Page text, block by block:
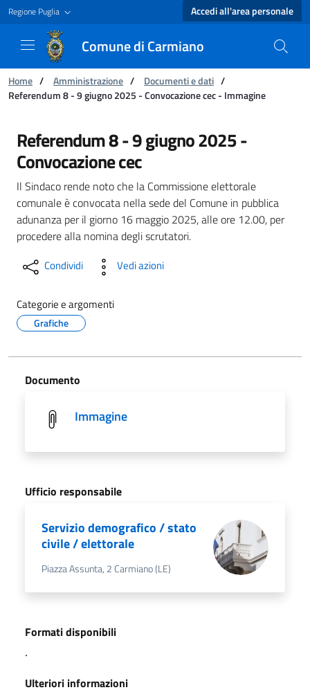
Regione Puglia Accedi all'area personale
Comune di Carmiano
Ti trovi in:
Home / Amministrazione / Documenti e dati /
Referendum 8 - 9 giugno 2025 - Convocazione cec - Immagine
Referendum 8 - 9 giugno 2025 -
Referendum 8 - 9 giugno 2025 -
Convocazione cec
Il Sindaco rende noto che la Commissione elettorale
comunale è convocata nella sede del Comune in pubblica
adunanza per il giorno 16 maggio 2025, alle ore 12.00, per
procedere alla nomina degli scrutatori.
Condividi Vedi azioni
Categorie e argomenti
Grafiche
Documento
Immagine
Ufficio responsabile
Servizio demografico / stato
civile / elettorale
Piazza Assunta, 2 Carmiano (LE)
Formati disponibili
.
Ulteriori informazioni